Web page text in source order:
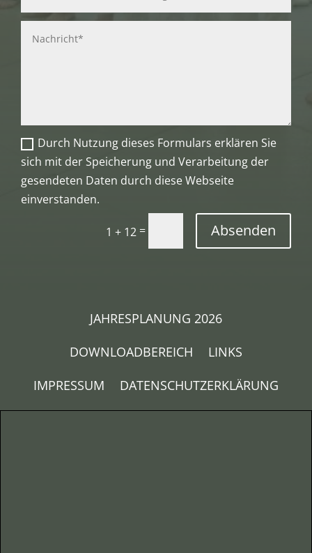
Durch Nutzung dieses Formulars erklären Sie
sich mit der Speicherung und Verarbeitung der
gesendeten Daten durch diese Webseite
einverstanden.
1 + 12 = Absenden
JAHRESPLANUNG 2026
DOWNLOADBEREICH
LINKS
IMPRESSUM
DATENSCHUTZERKLÄRUNG